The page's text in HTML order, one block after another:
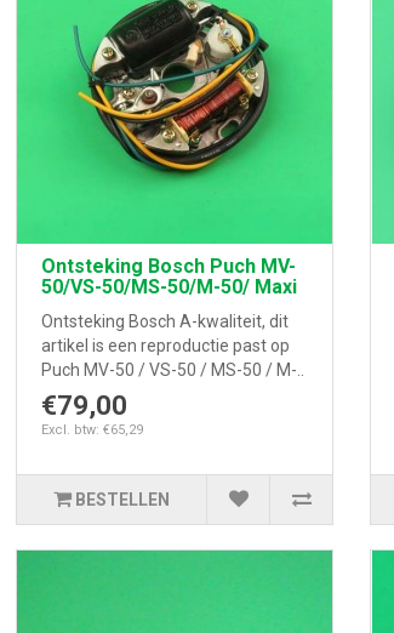
Ontsteking Bosch Puch MV-
50/VS-50/MS-50/M-50/ Maxi
Ontsteking Bosch A-kwaliteit, dit
artikel is een reproductie past op
Puch MV-50 / VS-50 / MS-50 / M-..
€79,00
Excl. btw: €65,29
BESTELLEN